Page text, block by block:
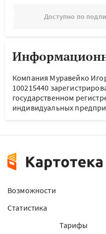
Доступно по
Компания Муравейко
100215440
государственном
индивидуальных
Возможности
Статистика
Тарифы